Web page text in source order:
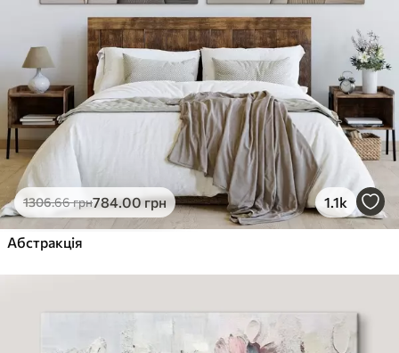
1306.66грн784.00грн 1.1k
Абстракція